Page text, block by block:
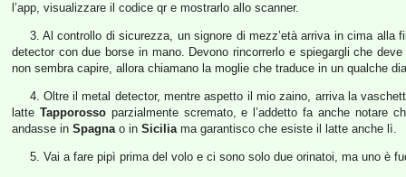
l’app, visualizzare il codice qr e mostrarlo allo scanner.
3. Al controllo di sicurezza, un signore di mezz’età arriva in cima
detector con due borse in mano. Devono rincorrerlo e spiegargli che
non sembra capire, allora chiamano la moglie che traduce in un qualche
4. Oltre il metal detector, mentre aspetto il mio zaino, arriva la
latte Tapporossoparzialmente scremato, e l’addetto fa anche notare
andasse in Spagnao in Siciliama garantisco che esiste il latte anche lì.
5. Vai a fare pipì prima del volo e ci sono solo due orinatoi, ma uno è